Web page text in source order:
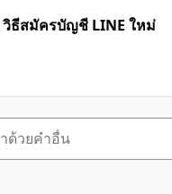
วิธีสมัครบัญชี LINE ใหม่